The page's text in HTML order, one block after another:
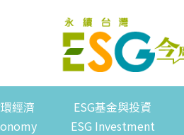
經濟
ESG基金與投資
ESG Investment